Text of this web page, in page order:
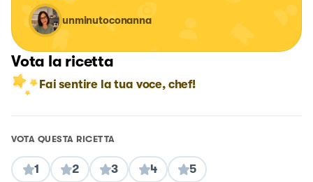
unminutoconanna
Vota la ricetta
Fai sentire la tua voce, chef!
VOTA QUESTA RICETTA
1 2 3 4 5